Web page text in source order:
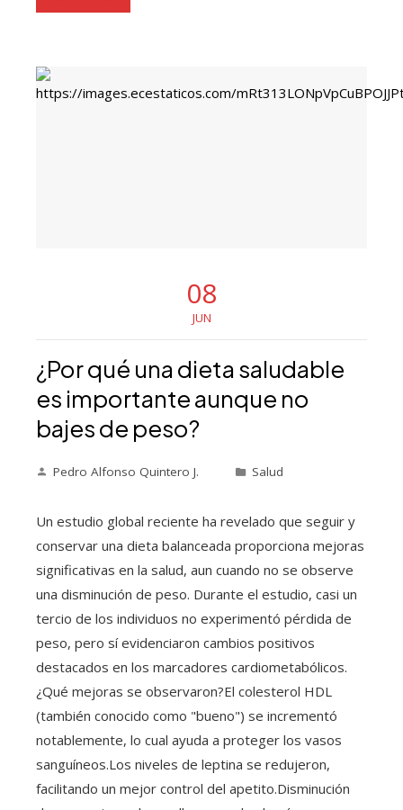
08
JUN
¿Por qué una dieta saludable
es importante aunque no
bajes de peso?
Pedro Alfonso Quintero J. Salud
Un estudio global reciente ha revelado que seguir y
conservar una dieta balanceada proporciona mejoras
significativas en la salud, aun cuando no se observe
una disminución de peso. Durante el estudio, casi un
tercio de los individuos no experimentó pérdida de
peso, pero sí evidenciaron cambios positivos
destacados en los marcadores cardiometabólicos.
¿Qué mejoras se observaron?El colesterol HDL
(también conocido como "bueno") se incrementó
notablemente, lo cual ayuda a proteger los vasos
sanguíneos.Los niveles de leptina se redujeron,
facilitando un mejor control del apetito.Disminución